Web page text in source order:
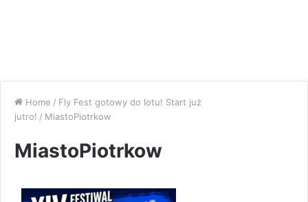
Home / Fly Fest gotowy do lotu! Start już
jutro! / MiastoPiotrkow
MiastoPiotrkow